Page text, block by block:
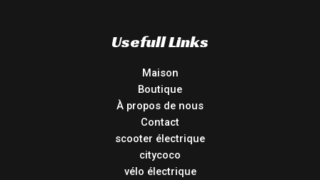
Usefull Links
Maison
Boutique
À propos de nous
Contact
scooter électrique
citycoco
vélo électrique